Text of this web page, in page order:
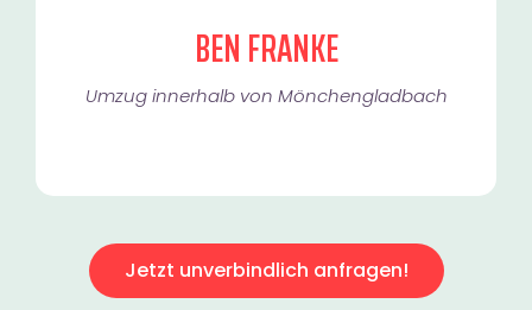
BEN FRANKE
Umzug innerhalb von Mönchengladbach​
Jetzt unverbindlich anfragen!